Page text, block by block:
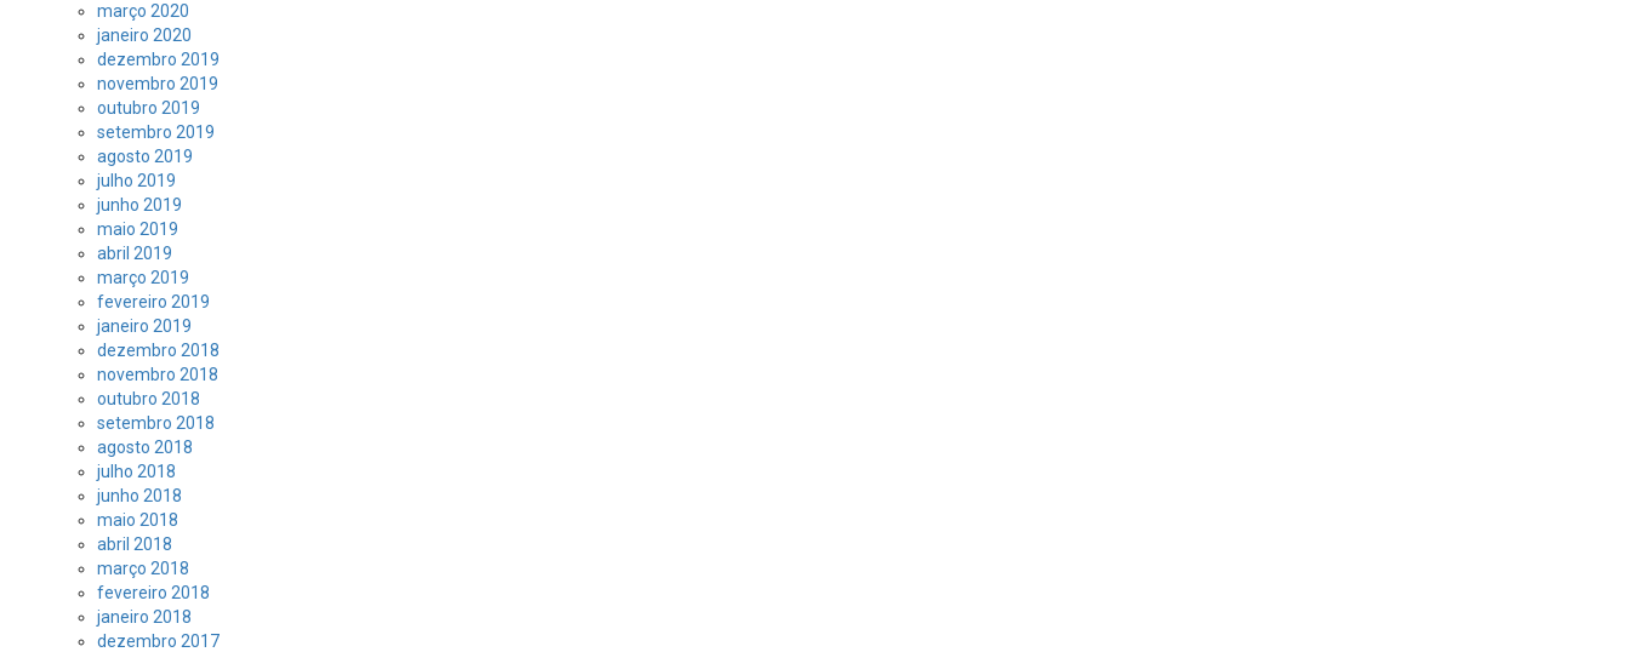
março 2020
janeiro 2020
dezembro 2019
novembro 2019
outubro 2019
setembro 2019
agosto 2019
julho 2019
junho 2019
maio 2019
abril 2019
março 2019
fevereiro 2019
janeiro 2019
dezembro 2018
novembro 2018
outubro 2018
setembro 2018
agosto 2018
julho 2018
junho 2018
maio 2018
abril 2018
março 2018
fevereiro 2018
janeiro 2018
dezembro 2017